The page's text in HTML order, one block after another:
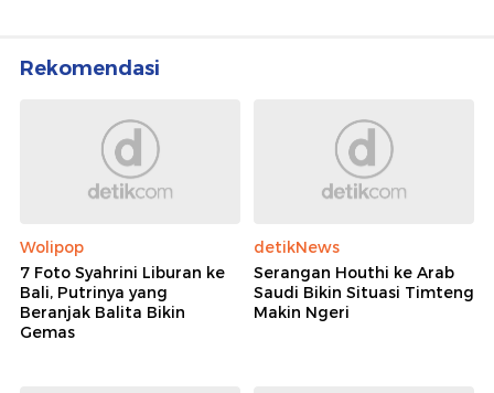
Rekomendasi
Wolipop
7 Foto Syahrini Liburan ke
Bali, Putrinya yang
Beranjak Balita Bikin
Gemas
detikNews
Serangan Houthi ke Arab
Saudi Bikin Situasi Timteng
Makin Ngeri